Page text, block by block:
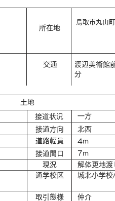
​土地
​接道方向 北西
​所在地
鳥取市丸山
​交通
渡辺美術館
分
​接道状況 一方
​道路幅員
​接道間口
​現況
解体更地渡
​通学校区
城北小学
仲介
​取引態様
4m
7m